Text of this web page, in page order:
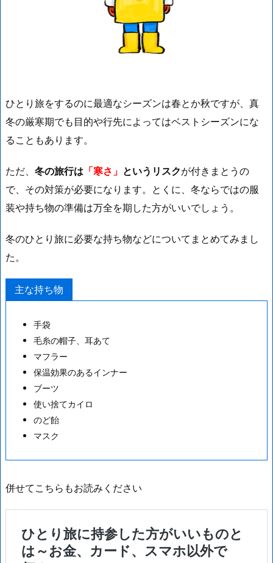
ひとり旅をするのに最適なシーズンは春とか秋ですが、真
冬の厳寒期でも目的や行先によってはベストシーズンにな
ることもあります。
ただ、 冬の旅行は 「寒さ」 というリスクが付きまとうの
で、その対策が必要になります。とくに、冬ならではの服
装や持ち物の準備は万全を期した方がいいでしょう。
冬のひとり旅に必要な持ち物などについてまとめてみまし
た。
主な持ち物
手袋
毛糸の帽子、耳あて
マフラー
保温効果のあるインナー
ブーツ
使い捨てカイロ
のど飴
マスク
併せてこちらもお読みください